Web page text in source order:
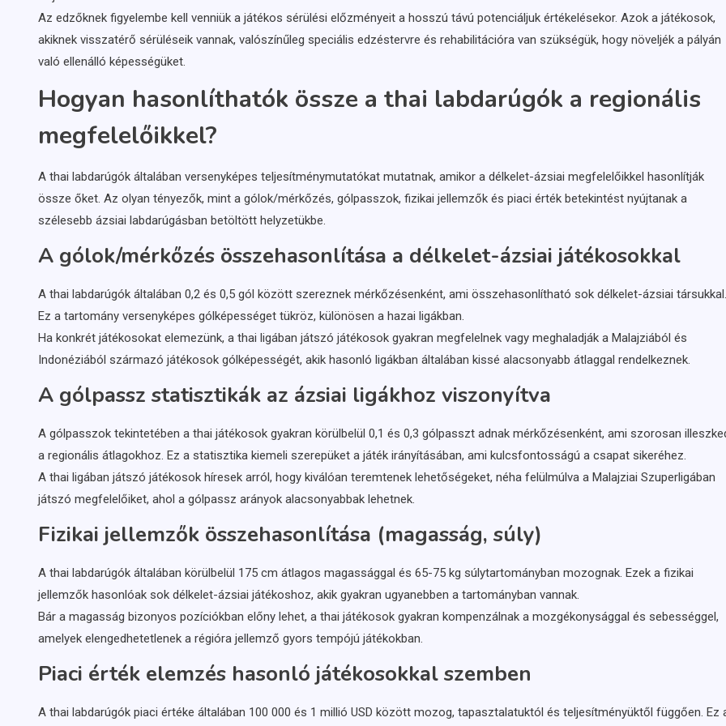
Az edzőknek figyelembe kell venniük a játékos sérülési előzményeit a hosszú távú potenciáljuk értékelésekor. Azok a játékosok,
akiknek visszatérő sérüléseik vannak, valószínűleg speciális edzéstervre és rehabilitációra van szükségük, hogy növeljék a pályán
való ellenálló képességüket.
Hogyan hasonlíthatók össze a thai labdarúgók a regionális
megfelelőikkel?
A thai labdarúgók általában versenyképes teljesítménymutatókat mutatnak, amikor a délkelet-ázsiai megfelelőikkel hasonlítják
össze őket. Az olyan tényezők, mint a gólok/mérkőzés, gólpasszok, fizikai jellemzők és piaci érték betekintést nyújtanak a
szélesebb ázsiai labdarúgásban betöltött helyzetükbe.
A gólok/mérkőzés összehasonlítása a délkelet-ázsiai játékosokkal
A thai labdarúgók általában 0,2 és 0,5 gól között szereznek mérkőzésenként, ami összehasonlítható sok délkelet-ázsiai társukkal.
Ez a tartomány versenyképes gólképességet tükröz, különösen a hazai ligákban.
Ha konkrét játékosokat elemezünk, a thai ligában játszó játékosok gyakran megfelelnek vagy meghaladják a Malajziából és
Indonéziából származó játékosok gólképességét, akik hasonló ligákban általában kissé alacsonyabb átlaggal rendelkeznek.
A gólpassz statisztikák az ázsiai ligákhoz viszonyítva
A gólpasszok tekintetében a thai játékosok gyakran körülbelül 0,1 és 0,3 gólpasszt adnak mérkőzésenként, ami szorosan
a regionális átlagokhoz. Ez a statisztika kiemeli szerepüket a játék irányításában, ami kulcsfontosságú a csapat sikeréhez.
A thai ligában játszó játékosok híresek arról, hogy kiválóan teremtenek lehetőségeket, néha felülmúlva a Malajziai Szuperligában
játszó megfelelőiket, ahol a gólpassz arányok alacsonyabbak lehetnek.
Fizikai jellemzők összehasonlítása (magasság, súly)
A thai labdarúgók általában körülbelül 175 cm átlagos magassággal és 65-75 kg súlytartományban mozognak. Ezek a fizikai
jellemzők hasonlóak sok délkelet-ázsiai játékoshoz, akik gyakran ugyanebben a tartományban vannak.
Bár a magasság bizonyos pozíciókban előny lehet, a thai játékosok gyakran kompenzálnak a mozgékonysággal és sebességgel,
amelyek elengedhetetlenek a régióra jellemző gyors tempójú játékokban.
Piaci érték elemzés hasonló játékosokkal szemben
A thai labdarúgók piaci értéke általában 100 000 és 1 millió USD között mozog, tapasztalatuktól és teljesítményüktől függően. Ez